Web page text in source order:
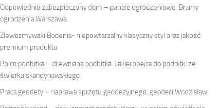
Odpowiednio zabezpieczony dom – panele ogrodzeniowe. Bramy
ogrodzenia Warszawa
Zlewozmywaki Bodenia- niepowtarzalny klasyczny styl oraz jakość
premium produktu
Po co podbitka – drewniana podbitka. Lakierobejca do podbitki ze
świerku skandynawskiego
Praca geodety – naprawa sprzętu geodezyjnego, geodeci Wodzisław